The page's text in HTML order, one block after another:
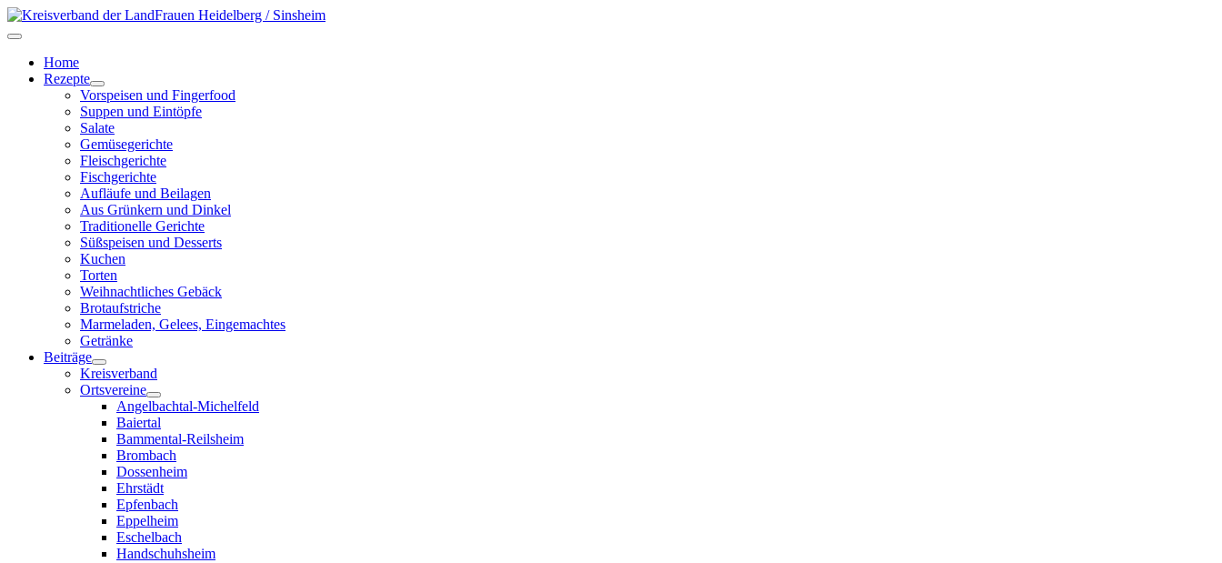
Home
Rezepte
Vorspeisen und Fingerfood
Suppen und Eintöpfe
Salate
Gemüsegerichte
Fleischgerichte
Fischgerichte
Aufläufe und Beilagen
Aus Grünkern und Dinkel
Traditionelle Gerichte
Süßspeisen und Desserts
Kuchen
Torten
Weihnachtliches Gebäck
Brotaufstriche
Marmeladen, Gelees, Eingemachtes
Getränke
Beiträge
Kreisverband
Ortsvereine
Angelbachtal-Michelfeld
Baiertal
Bammental-Reilsheim
Brombach
Dossenheim
Ehrstädt
Epfenbach
Eppelheim
Eschelbach
Handschuhsheim